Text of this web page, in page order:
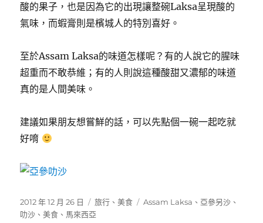
酸的果子，也是因為它的出現讓整碗Laksa呈現酸的
氣味，而蝦膏則是檳城人的特別喜好。
至於Assam Laksa的味道怎樣呢？有的人說它的腥味
超重而不敢恭維；有的人則說這種酸甜又濃郁的味道
真的是人間美味。
建議如果朋友想嘗鮮的話，可以先點個一碗一起吃就
好唷
發
佈
2012 年 12 月 26 日
分
類
旅行 、美食
標
Assam Laksa 、 亞參另沙 、
叻沙 、美食 、 馬來西亞